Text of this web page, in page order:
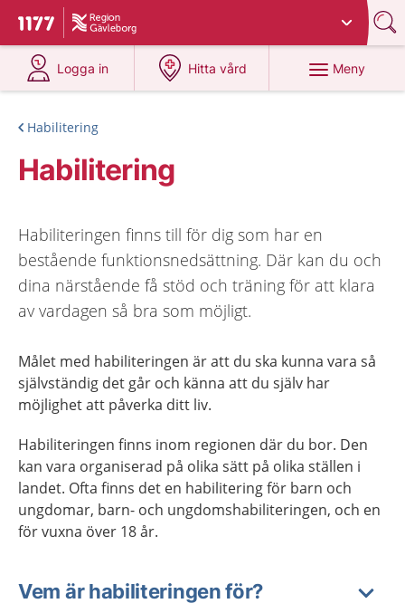
Till startsidan för 1177
Du har valt region
Logga in
på 1177.se
Hitta vård
på 1177.se
Meny
Habilitering
Habilitering
Habiliteringen finns till för dig som har en
bestående funktionsnedsättning. Där kan du och
dina närstående få stöd och träning för att klara
av vardagen så bra som möjligt.
Målet med habiliteringen är att du ska kunna vara så
självständig det går och känna att du själv har
möjlighet att påverka ditt liv.
Habiliteringen finns inom regionen där du bor. Den
kan vara organiserad på olika sätt på olika ställen i
landet. Ofta finns det en habilitering för barn och
ungdomar, barn- och ungdomshabiliteringen, och en
för vuxna över 18 år.
Vem är habiliteringen för?